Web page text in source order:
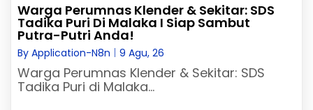
Warga Perumnas Klender & Sekitar: SDS
Tadika Puri Di Malaka I Siap Sambut
Putra-Putri Anda!
By Application-N8n | 9 Agu, 26
Warga Perumnas Klender & Sekitar: SDS
Tadika Puri di Malaka…